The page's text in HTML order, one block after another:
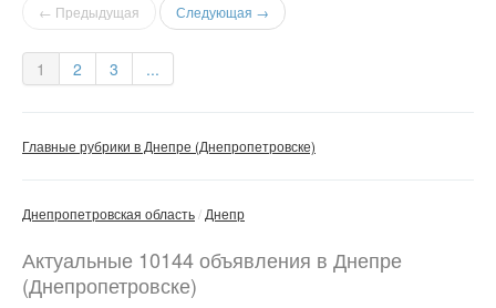
← Предыдущая Следующая →
1 2 3 ...
Главные рубрики в Днепре (Днепропетровске)
Днепропетровская область Днепр
Актуальные 10144 объявления в Днепре
(Днепропетровске)